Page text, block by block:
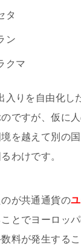
タ
ン
クマ
入りを自由化し
のですが、仮に
を越えて別の
わけです。
が共通通貨の
とでヨーロッ
料が発生するこ